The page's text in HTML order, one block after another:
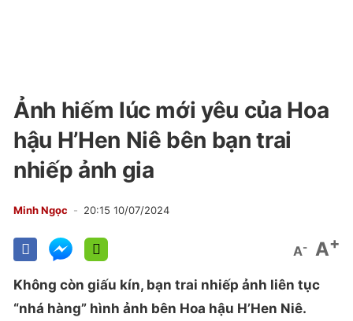
Ảnh hiếm lúc mới yêu của Hoa
hậu H’Hen Niê bên bạn trai
nhiếp ảnh gia
Minh Ngọc 20:15 10/07/2024
A- A+
Không còn giấu kín, bạn trai nhiếp ảnh liên tục
“nhá hàng” hình ảnh bên Hoa hậu H’Hen Niê.